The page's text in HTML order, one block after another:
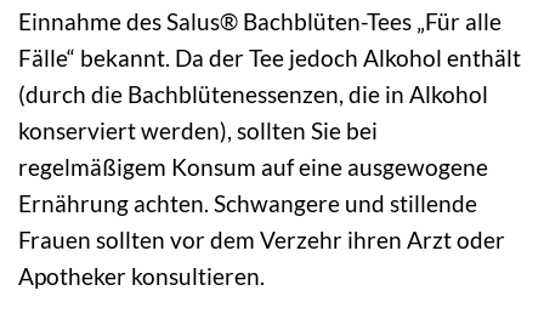
Einnahme des Salus® Bachblüten-Tees „Für alle
Fälle“ bekannt. Da der Tee jedoch Alkohol enthält
(durch die Bachblütenessenzen, die in Alkohol
konserviert werden), sollten Sie bei
regelmäßigem Konsum auf eine ausgewogene
Ernährung achten. Schwangere und stillende
Frauen sollten vor dem Verzehr ihren Arzt oder
Apotheker konsultieren.